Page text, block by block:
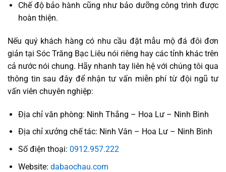
Chế độ bảo hành cũng như bảo dưỡng công trình được
hoàn thiện.
Nếu quý khách hàng có nhu cầu đặt mẫu mộ đá đôi đơn
giản tại Sóc Trăng Bạc Liêu nói riêng hay các tỉnh khác trên
cả nước nói chung. Hãy nhanh tay liên hệ với chúng tôi qua
thông tin sau đây để nhận tư vấn miễn phí từ đội ngũ tư
vấn viên chuyên nghiệp:
Địa chỉ văn phòng: Ninh Thắng – Hoa Lư – Ninh Bình
Địa chỉ xưởng chế tác: Ninh Vân – Hoa Lư – Ninh Bình
Số điện thoại: 0912.957.222
Website: dabaochau.com